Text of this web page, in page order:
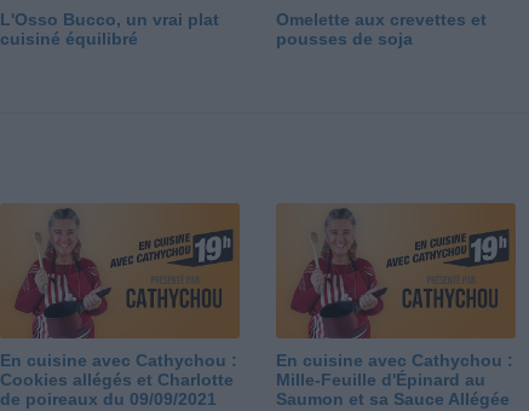
L'Osso Bucco, un vrai plat
cuisiné équilibré
Omelette aux crevettes et
pousses de soja
En cuisine avec Cathychou :
Cookies allégés et Charlotte
de poireaux du 09/09/2021
En cuisine avec Cathychou :
Mille-Feuille d'Épinard au
Saumon et sa Sauce Allégée